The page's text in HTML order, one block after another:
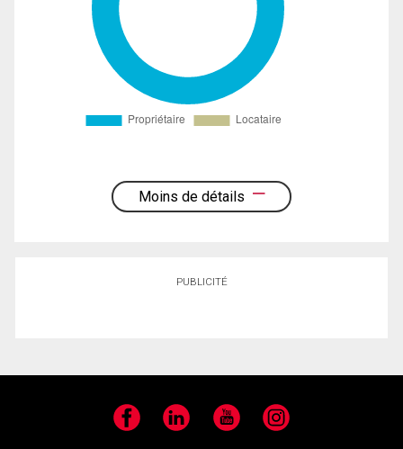
Moins de détails
PUBLICITÉ
Facebook LinkedIn YouTube Instagram